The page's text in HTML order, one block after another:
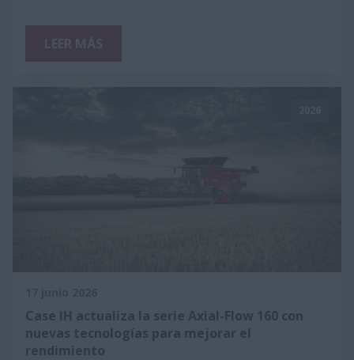
Case IH actualiza la serie Axial-Flow 160 con
nuevas tecnologías para mejorar el
rendimiento